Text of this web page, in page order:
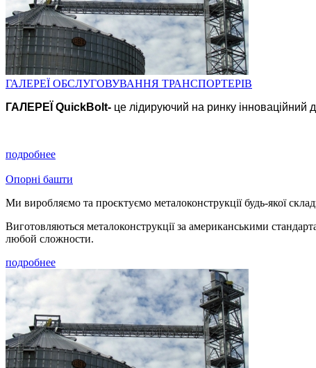
ГАЛЕРЕЇ ОБСЛУГОВУВАННЯ ТРАНСПОРТЕРІВ
ГАЛЕРЕЇ QuickBolt- це лідируючий на ринку інноваційний
подробнее
Опорні башти
Ми виробляємо та проєктуємо металоконструкції будь-якої
Виготовляються металоконструкції за американськими
любой сложности.
подробнее